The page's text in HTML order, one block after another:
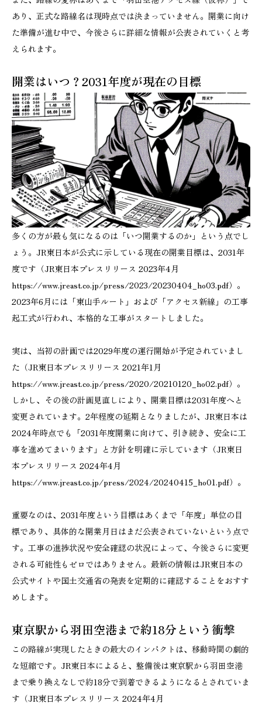
あり、正式な路線名は現時点では決まっていません。開業に向け
た準備が進む中で、今後さらに詳細な情報が公表されていくと考
えられます。
開業はいつ？2031年度が現在の目標
多くの方が最も気になるのは「いつ開業するのか」という点でし
ょう。JR東日本が公式に示している現在の開業目標は、2031年
度です（JR東日本プレスリリース 2023年4月
https://www.jreast.co.jp/press/2023/20230404_ho03.pdf）。
2023年6月には「東山手ルート」および「アクセス新線」の工事
起工式が行われ、本格的な工事がスタートしました。
実は、当初の計画では2029年度の運行開始が予定されていまし
た（JR東日本プレスリリース 2021年1月
https://www.jreast.co.jp/press/2020/20210120_ho02.pdf）。
しかし、その後の計画見直しにより、開業目標は2031年度へと
変更されています。2年程度の延期となりましたが、JR東日本は
2024年時点でも「2031年度開業に向けて、引き続き、安全に工
事を進めてまいります」と方針を明確に示しています（JR東日
本プレスリリース 2024年4月
https://www.jreast.co.jp/press/2024/20240415_ho01.pdf）。
重要なのは、2031年度という目標はあくまで「年度」単位の目
標であり、具体的な開業月日はまだ公表されていないという点で
す。工事の進捗状況や安全確認の状況によって、今後さらに変更
される可能性もゼロではありません。最新の情報はJR東日本の
公式サイトや国土交通省の発表を定期的に確認することをおすす
めします。
東京駅から羽田空港まで約18分という衝撃
この路線が実現したときの最大のインパクトは、移動時間の劇的
な短縮です。JR東日本によると、整備後は東京駅から羽田空港
まで乗り換えなしで約18分で到着できるようになるとされていま
す（JR東日本プレスリリース 2024年4月